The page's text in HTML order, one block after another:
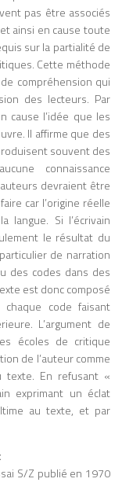
pas être associés
ainsi en cause toute
sur la partialité de
Cette méthode
compréhension qui
des lecteurs. Par
cause l’idée que les
Il affirme que des
souvent des
connaissance
devraient être
car l’origine réelle
langue. Si l’écrivain
le résultat du
de narration
des codes dans des
est donc composé
code faisant
L’argument de
écoles de critique
de l’auteur comme
En refusant «
exprimant un éclat
au texte, et par
S/Z publié en 1970